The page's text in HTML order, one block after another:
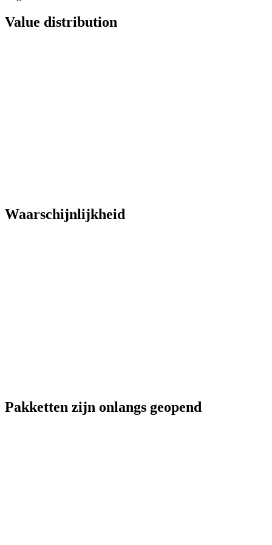
Value distribution
Waarschijnlijkheid
Pakketten zijn onlangs geopend